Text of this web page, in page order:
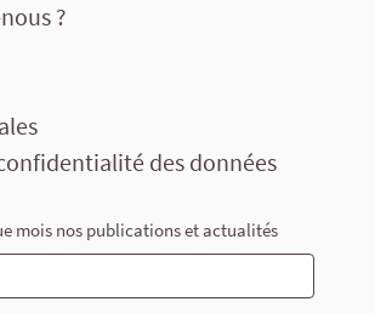
?
des données
mois nos publications et actualités